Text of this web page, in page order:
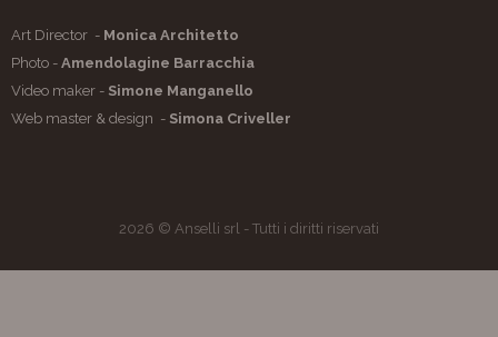
Art Director - Monica Architetto
Photo - Amendolagine Barracchia
Video maker - Simone Manganello
Web master & design - Simona Criveller
2026 © Anselli srl - Tutti i diritti riservati